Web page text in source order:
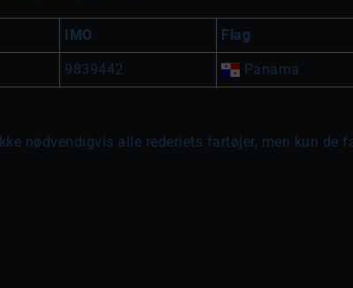
IMO Flag
9839442 Panama
nødvendigvis alle rederiets fartøjer, men kun de